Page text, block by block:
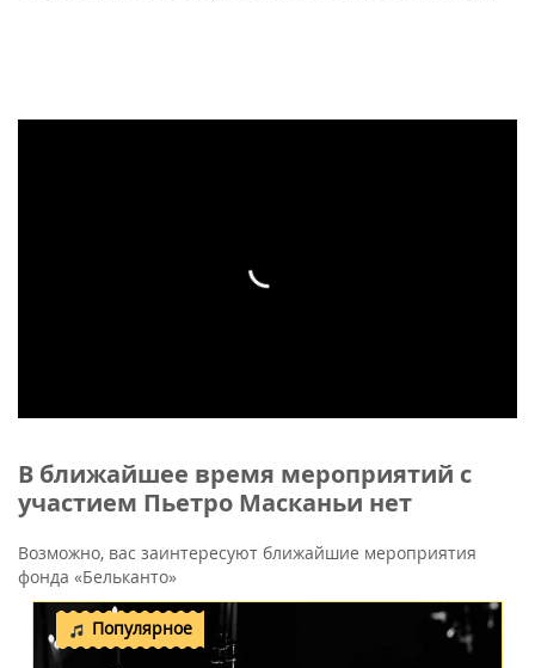
В ближайшее время мероприятий с
участием Пьетро Масканьи нет
Возможно, вас заинтересуют ближайшие мероприятия
фонда «Бельканто»
Популярное